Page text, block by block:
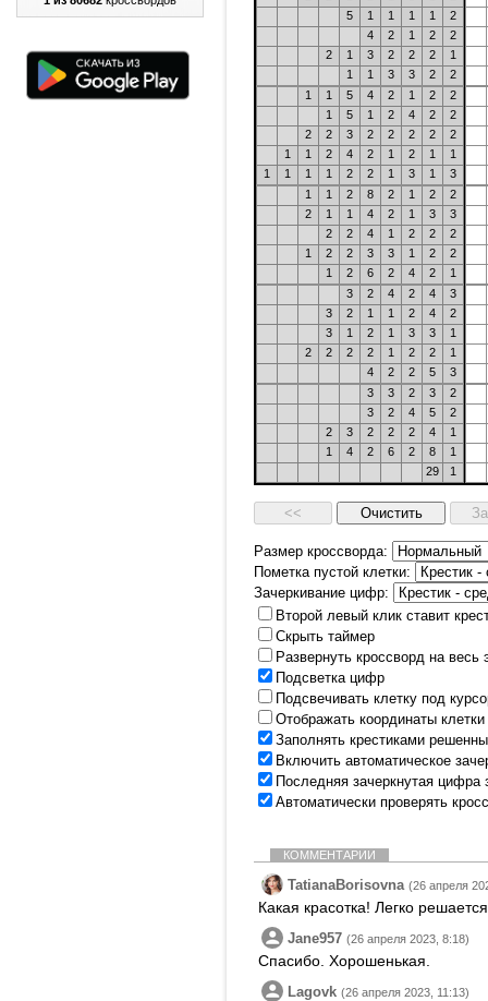
5
1 1 1 1
2
4
2 1 2
2
2
1 3 2 2 2
1
1
1 3 3 2
2
1
1 5 4 2 1 2
2
1
5 1 2 4 2
2
2
2 3 2 2 2 2
2
1
1 2 4 2 1 2 1
1
1
1 1 1 2 2 1 3 1
3
1
1 2 8 2 1 2
2
2
1 1 4 2 1 3
3
2
2 4 1 2 2
2
1
2 2 3 3 1 2
2
1
2 6 2 4 2
1
3
2 4 2 4
3
3
2 1 1 2 4
2
3
1 2 1 3 3
1
2
2 2 2 1 2 2
1
4
2 2 5
3
3
3 2 3
2
3
2 4 5
2
2
3 2 2 2 4
1
1
4 2 6 2 8
1
29
1
Размер кроссворда:
Пометка пустой клетки:
Зачеркивание цифр:
Второй левый клик ставит
Скрыть таймер
Развернуть кроссворд на
Подсветка цифр
Подсвечивать клетку под
Отображать координаты
Заполнять крестиками
Включить автоматическое
Последняя зачеркнутая цифра
Автоматически проверять
КОММЕНТАРИИ
TatianaBorisovna (26 апреля
Какая красотка! Легко
Jane957 (26 апреля 2023, 8:18)
Спасибо. Хорошенькая.
Lagovk (26 апреля 2023, 11:13)